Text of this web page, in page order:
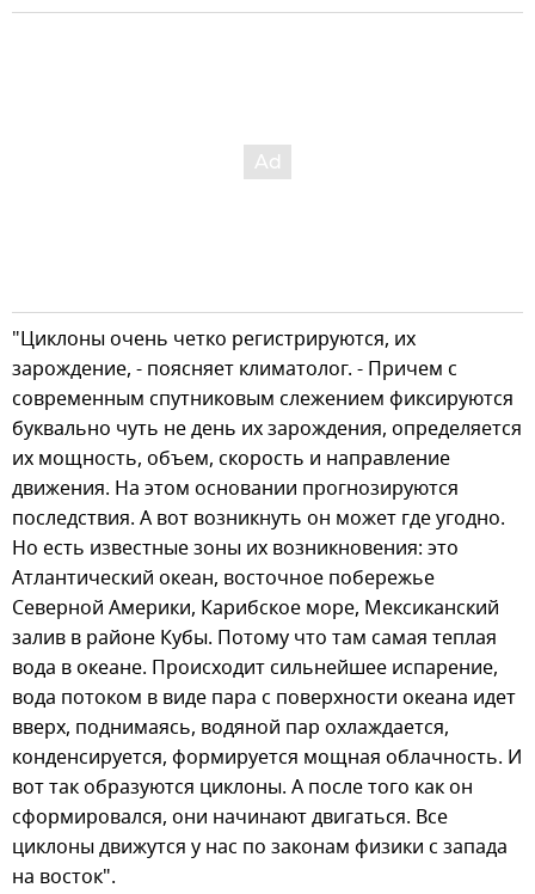
"Циклоны очень четко регистрируются, их
зарождение, - поясняет климатолог. - Причем с
современным спутниковым слежением фиксируются
буквально чуть не день их зарождения, определяется
их мощность, объем, скорость и направление
движения. На этом основании прогнозируются
последствия. А вот возникнуть он может где угодно.
Но есть известные зоны их возникновения: это
Атлантический океан, восточное побережье
Северной Америки, Карибское море, Мексиканский
залив в районе Кубы. Потому что там самая теплая
вода в океане. Происходит сильнейшее испарение,
вода потоком в виде пара с поверхности океана идет
вверх, поднимаясь, водяной пар охлаждается,
конденсируется, формируется мощная облачность. И
вот так образуются циклоны. А после того как он
сформировался, они начинают двигаться. Все
циклоны движутся у нас по законам физики с запада
на восток".